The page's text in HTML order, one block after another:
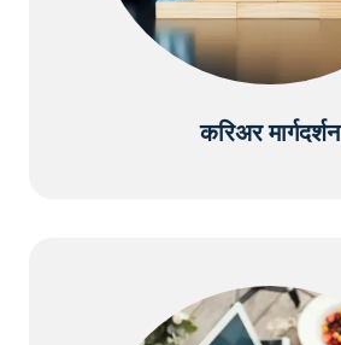
करिअर मार्गदर्शन